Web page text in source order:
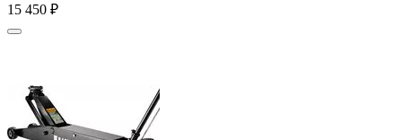
15 450 ₽